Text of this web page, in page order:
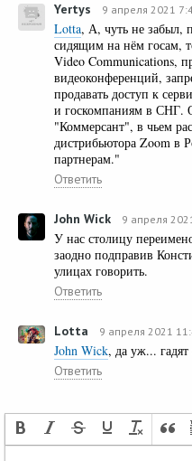
Yertys 9 апреля 2021
Lotta, А, чуть не забыл,
сидящим на нём госам,
Video Communications,
видеоконференций,
продавать доступ к
и госкомпаниям в СНГ.
"Коммерсант", в чьем
дистрибьютора Zoom в
партнерам."
Ответить
John Wick 9 апреля
У нас столицу
заодно подправив
улицах говорить.
Ответить
Lotta 9 апреля 2021
John Wick, да уж...
Ответить